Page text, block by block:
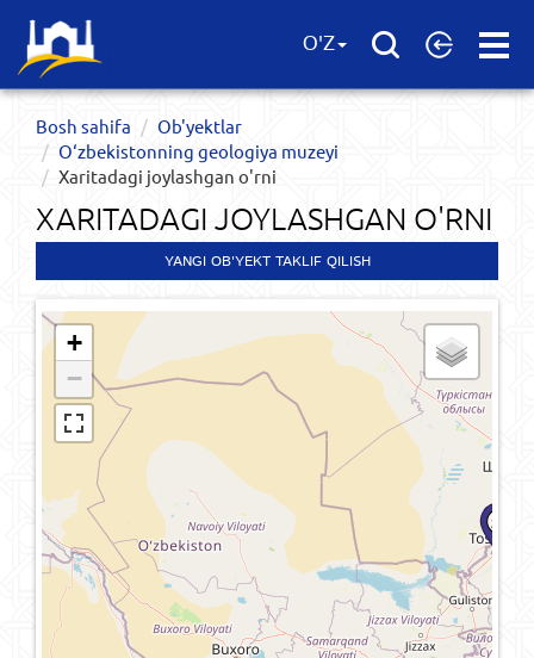
Open
O'Z
Bosh sahifa
Ob'yektlar​
O‘zbekistonning geologiya muzeyi
Xaritadagi joylashgan o'rni
XARITADAGI JOYLASHGAN O'RNI
YANGI OB'YEKT TAKLIF QILISH
+
−